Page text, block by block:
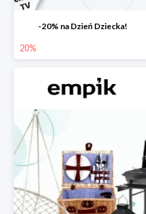
-20% na Dzień Dziecka!
20%